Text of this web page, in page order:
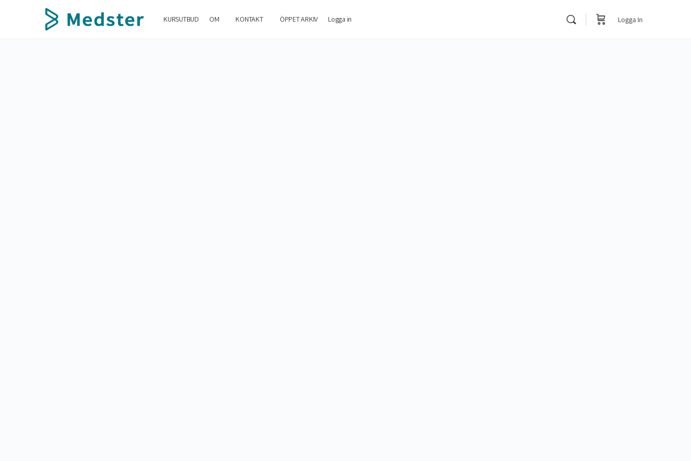
KURSUTBUD OM KONTAKT ÖPPET ARKIV Logga in Logga In